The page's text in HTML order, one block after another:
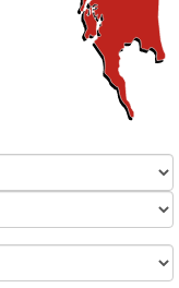
৫ আগস্ট, ২০২৬
পারে আজ : মার্কিন অর্থমন...
৫ আগস্ট, ২০২৬
বোমা দিয়ে করা
৫ আগস্ট, ২০২৬
সন্দেহের মুখে কীটনাশকের